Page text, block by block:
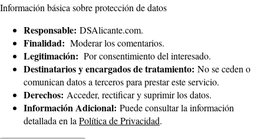
Información básica sobre protección de datos
Responsable: DSAlicante.com.
Finalidad: Moderar los comentarios.
Legitimación: Por consentimiento del interesado.
Destinatarios y encargados de tratamiento: No se ceden o
comunican datos a terceros para prestar este servicio.
Derechos: Acceder, rectificar y suprimir los datos.
Información Adicional: Puede consultar la información
detallada en la Política de Privacidad.